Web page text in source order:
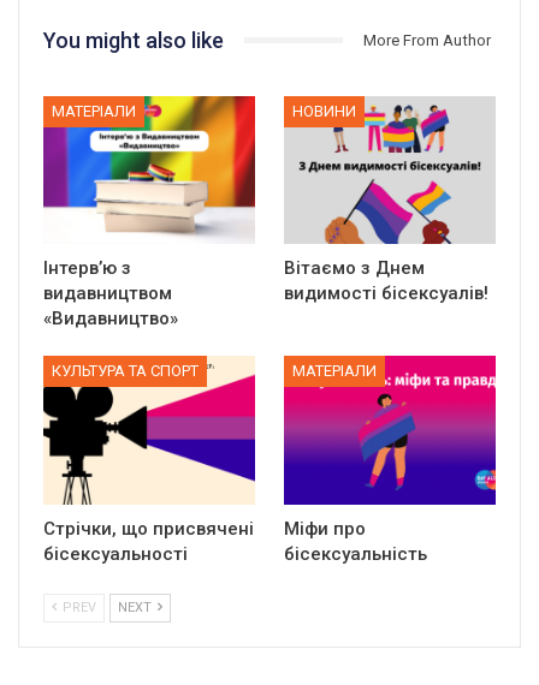
You might also like More From Author
МАТЕРІАЛИ
Інтерв’ю з
видавництвом
«Видавництво»
НОВИНИ
Вітаємо з Днем
видимості бісексуалів!
КУЛЬТУРА ТА СПОРТ
Стрічки, що присвячені
бісексуальності
МАТЕРІАЛИ
Міфи про
бісексуальність
PREV NEXT